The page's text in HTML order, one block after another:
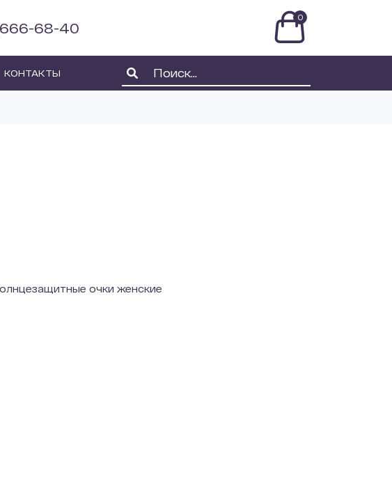
68-40
0
КОНТАКТЫ
очки женские